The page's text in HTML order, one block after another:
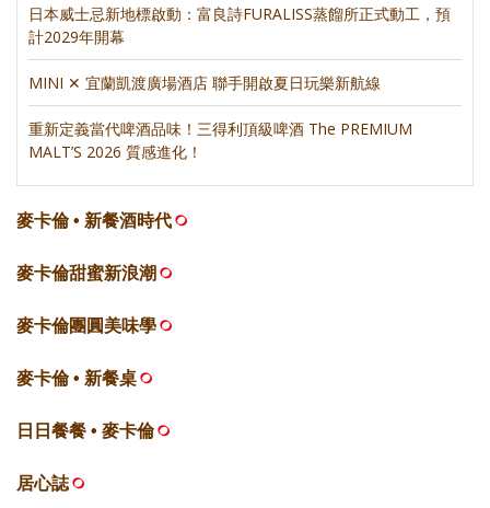
日本威士忌新地標啟動：富良詩FURALISS蒸餾所正式動工，預
計2029年開幕
MINI ✕ 宜蘭凱渡廣場酒店 聯手開啟夏日玩樂新航線
重新定義當代啤酒品味！三得利頂級啤酒 The PREMIUM
MALT’S 2026 質感進化！
麥卡倫 • 新餐酒時代
麥卡倫甜蜜新浪潮
麥卡倫團圓美味學
麥卡倫 • 新餐桌
日日餐餐 • 麥卡倫
居心誌